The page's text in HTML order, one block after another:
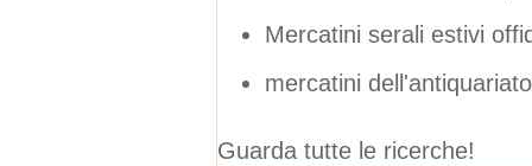
Mercatini serali estivi
mercatini dell'antiquariato
Guarda tutte le ricerche!